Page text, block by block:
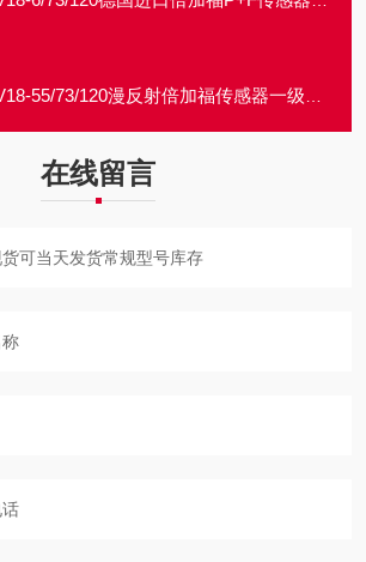
55/73/120漫反射倍加福传感器一级代理P+F前光学端面
在线留言